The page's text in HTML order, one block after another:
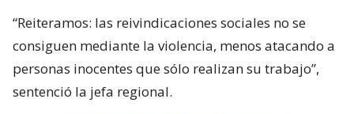
“Reiteramos: las reivindicaciones sociales no se
consiguen mediante la violencia, menos atacando a
personas inocentes que sólo realizan su trabajo”,
sentenció la jefa regional.